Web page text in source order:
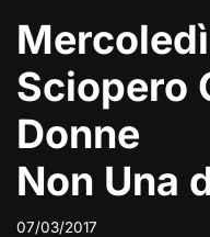
Sciopero
Donne
Non Una
07/03/2017